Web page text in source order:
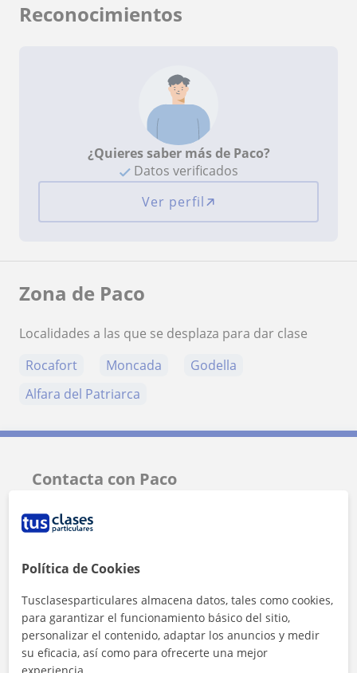
Reconocimientos
¿Quieres saber más de Paco?
Datos verificados
Ver perfil
Zona de Paco
Localidades a las que se desplaza para dar clase
Rocafort
Moncada
Godella
Alfara del Patriarca
Contacta con Paco
Tarifa
1ª clase gratis
Política de Cookies
Tusclasesparticulares almacena datos, tales como cookies,
para garantizar el funcionamiento básico del sitio,
personalizar el contenido, adaptar los anuncios y medir
su eficacia, así como para ofrecerte una mejor